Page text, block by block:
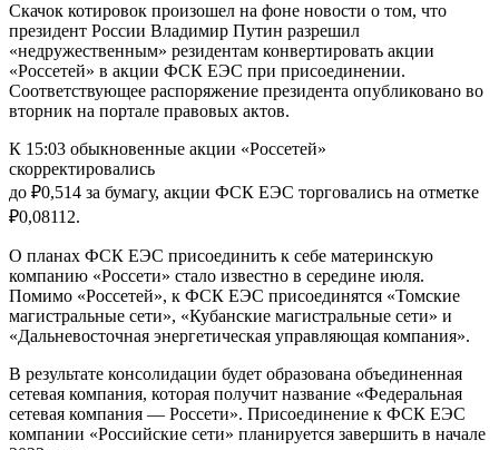
Скачок котировок произошел на фоне новости о том, что
президент России Владимир Путин разрешил
«недружественным» резидентам конвертировать акции
«Россетей» в акции ФСК ЕЭС при присоединении.
Соответствующее распоряжение президента опубликовано во
вторник на портале правовых актов.
К 15:03 обыкновенные акции «Россетей»
скорректировались
до ₽0,514 за бумагу, акции ФСК ЕЭС торговались на отметке
₽0,08112.
О планах ФСК ЕЭС присоединить к себе материнскую
компанию «Россети» стало известно в середине июля.
Помимо «Россетей», к ФСК ЕЭС присоединятся «Томские
магистральные сети», «Кубанские магистральные сети» и
«Дальневосточная энергетическая управляющая компания».
В результате консолидации будет образована объединенная
сетевая компания, которая получит название «Федеральная
сетевая компания — Россети». Присоединение к ФСК ЕЭС
компании «Российские сети» планируется завершить в начале